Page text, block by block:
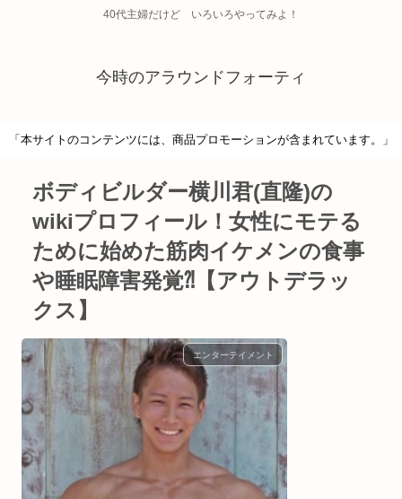
40代主婦だけど いろいろやってみよ！
今時のアラウンドフォーティ
「本サイトのコンテンツには、商品プロモーションが含まれています。」
ボディビルダー横川君(直隆)の
wikiプロフィール！女性にモテる
ために始めた筋肉イケメンの食事
や睡眠障害発覚⁈【アウトデラッ
クス】
エンターテイメント